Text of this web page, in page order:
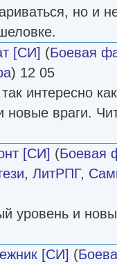
но и
[СИ] (Боевая
) 12 05
интересно
новые враги.
[СИ] (Боевая
, ЛитРПГ,
уровень и
[СИ] (